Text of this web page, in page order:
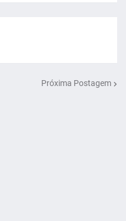
Próxima Postagem